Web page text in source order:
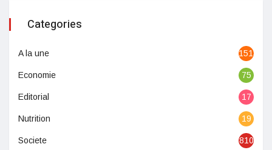
Categories
A la une 1513
Economie 75
Editorial 17
Nutrition 19
Societe 810